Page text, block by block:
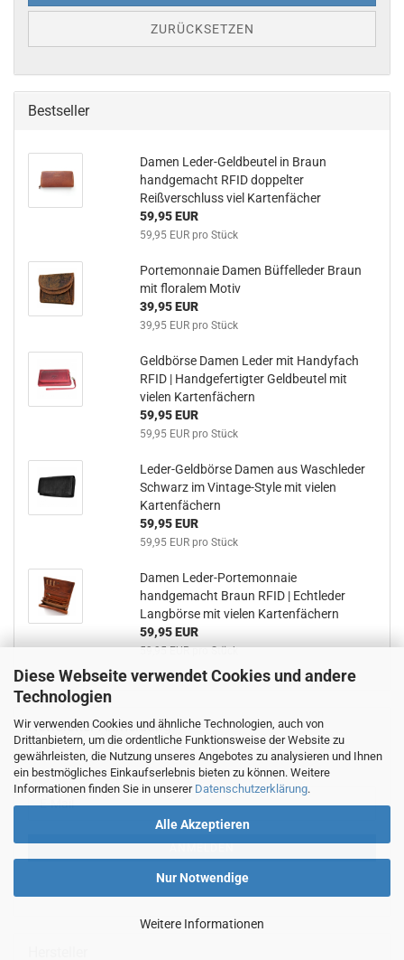
Diese Webseite verwendet Cookies und andere
Technologien
Wir verwenden Cookies und ähnliche Technologien, auch von
Drittanbietern, um die ordentliche Funktionsweise der Website zu
gewährleisten, die Nutzung unseres Angebotes zu analysieren und Ihnen
ein bestmögliches Einkaufserlebnis bieten zu können. Weitere
Informationen finden Sie in unserer Datenschutzerklärung.
Alle Akzeptieren
Nur Notwendige
Weitere Informationen
ZURÜCKSETZEN
Bestseller
Damen Leder-Geldbeutel in Braun
handgemacht RFID doppelter
Reißverschluss viel Kartenfächer
59,95 EUR
59,95 EUR pro Stück
Portemonnaie Damen Büffelleder Braun
mit floralem Motiv
39,95 EUR
39,95 EUR pro Stück
Geldbörse Damen Leder mit Handyfach
RFID | Handgefertigter Geldbeutel mit
vielen Kartenfächern
59,95 EUR
59,95 EUR pro Stück
Leder-Geldbörse Damen aus Waschleder
Schwarz im Vintage-Style mit vielen
Kartenfächern
59,95 EUR
59,95 EUR pro Stück
Damen Leder-Portemonnaie
handgemacht Braun RFID | Echtleder
Langbörse mit vielen Kartenfächern
59,95 EUR
59,95 EUR pro Stück
Newsletter-Anmeldung
WEITER
ANMELDUNG
E-
ANMELDEN